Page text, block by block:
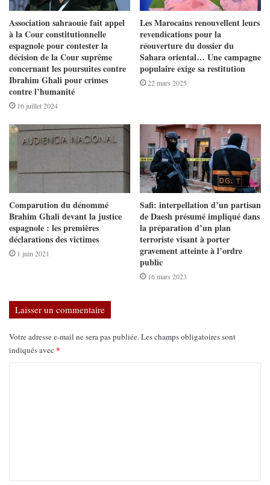
Association sahraouie fait appel
à la Cour constitutionnelle
espagnole pour contester la
décision de la Cour suprême
concernant les poursuites contre
Ibrahim Ghali pour crimes
contre l’humanité
16 juillet 2024
Les Marocains renouvellent leurs
revendications pour la
réouverture du dossier du
Sahara oriental… Une campagne
populaire exige sa restitution
22 mars 2025
Comparution du dénommé
Brahim Ghali devant la justice
espagnole : les premières
déclarations des victimes
1 juin 2021
Safi: interpellation d’un partisan
de Daesh présumé impliqué dans
la préparation d’un plan
terroriste visant à porter
gravement atteinte à l’ordre
public
16 mars 2023
Laisser un commentaire
Votre adresse e-mail ne sera pas publiée.Les champs obligatoires sont
indiqués avec *